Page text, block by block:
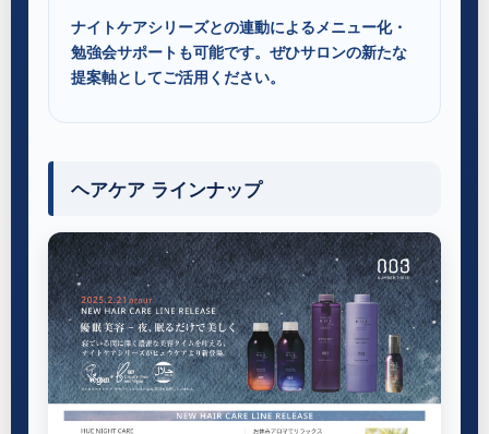
ナイトケアシリーズとの連動によるメニュー化・
勉強会サポートも可能です。ぜひサロンの新たな
提案軸としてご活用ください。
ヘアケア ラインナップ